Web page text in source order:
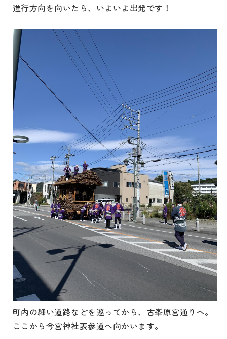
進行方向を向いたら、いよいよ出発です！
町内の細い道路などを巡ってから、古峯原宮通りへ。
ここから今宮神社表参道へ向かいます。